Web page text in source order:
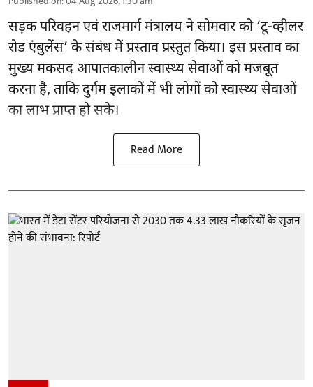
सड़क परिवहन एवं राजमार्ग मंत्रालय ने सोमवार को ‘टू-व्हीलर
रोड एंबुलेंस’ के संबंध में प्रस्ताव प्रस्तुत किया। इस प्रस्ताव का
मुख्य मकसद आपातकालीन स्वास्थ्य सेवाओं को मजबूत
करना है, ताकि दुर्गम इलाकों में भी लोगों को स्वास्थ्य सेवाओं
का लाभ प्राप्त हो सके।
Read More